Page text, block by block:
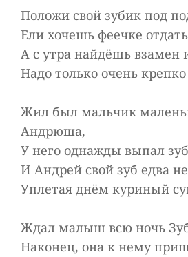
Положи свой зубик под
Ели хочешь феечке
А с утра найдёшь взамен
Надо только очень крепко
Жил был мальчик
Андрюша,
У него однажды выпал
И Андрей свой зуб едва
Уплетая днём куриный
Ждал малыш всю ночь
Наконец, она к нему